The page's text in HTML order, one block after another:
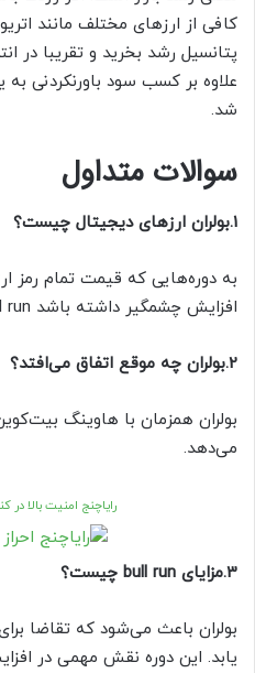
پتانسیل رشد بخرید و تقریبا در
علاوه بر کسب سود باورنکردنی
شد.
سوالات متداول
1.بولران ارزهای دیجیتال چیست؟
به دوره‌هایی که قیمت تمام رمز
افزایش چشمگیر داشته باشد bull run می‌گویند.
2.بولران چه موقع اتفاق می‌افتد؟
می‌دهد.
رایاچنج امنیت بالا در
3.مزایای bull run چیست؟
بولران باعث می‌شود که تقاضا
یابد. این دوره نقش مهمی در